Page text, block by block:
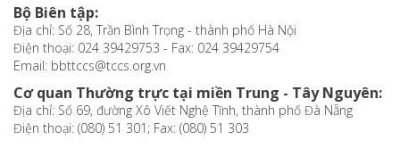
Bộ Biên tập:
Địa chỉ: Số 28, Trần Bình Trọng - thành phố Hà Nội
Điện thoại: 024 39429753 - Fax: 024 39429754
Email: bbttccs@tccs.org.vn
Cơ quan Thường trực tại miền Trung - Tây Nguyên:
Địa chỉ: Số 69, đường Xô Viết Nghệ Tĩnh, thành phố Đà Nẵng
Điện thoại: (080) 51 301; Fax: (080) 51 303